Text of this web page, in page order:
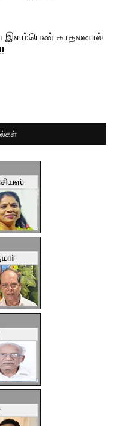
இளம்பெண் காதலனால்